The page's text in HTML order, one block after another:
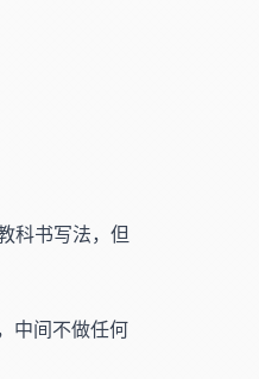
科书写法，但
中间不做任何